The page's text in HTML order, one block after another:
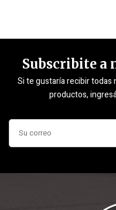
Subscribite a
Si te gustaría recibir
productos,